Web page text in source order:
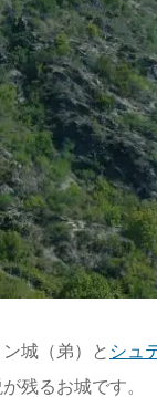
城（弟）と シュ
残るお城です。